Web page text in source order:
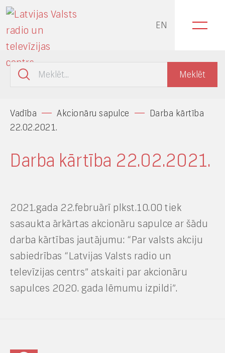
EN
Vadība Akcionāru sapulce
Darba kārtība
22.02.2021.
Darba kārtība 22.02.2021.
2021.gada 22.februārī plkst.10.00 tiek
sasaukta ārkārtas akcionāru sapulce ar šādu
darba kārtības jautājumu: “Par valsts akciju
sabiedrības “Latvijas Valsts radio un
televīzijas centrs” atskaiti par akcionāru
sapulces 2020. gada lēmumu izpildi”.